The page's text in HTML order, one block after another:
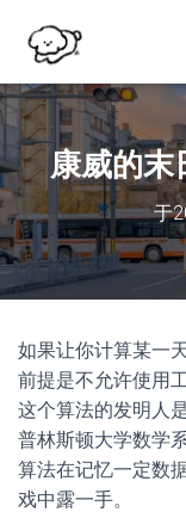
康威的末
于
如果让你计算某一
前提是不允许使用
这个算法的发明人
普林斯顿大学数学
算法在记忆一定数
戏中露一手。